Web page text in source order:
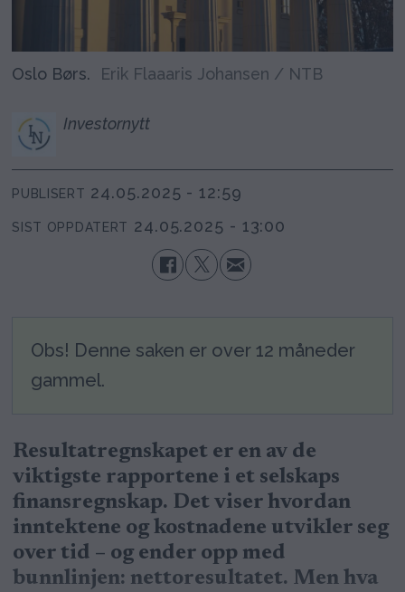
Oslo Børs. Erik Flaaaris Johansen / NTB
Investornytt
PUBLISERT 24.05.2025 - 12:59
SIST OPPDATERT 24.05.2025 - 13:00
Obs! Denne saken er over 12 måneder
gammel.
Resultatregnskapet er en av de
viktigste rapportene i et selskaps
finansregnskap. Det viser hvordan
inntektene og kostnadene utvikler seg
over tid – og ender opp med
bunnlinjen: nettoresultatet. Men hva